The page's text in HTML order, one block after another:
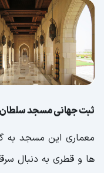
ثبت جهانی مسجد
معماری این مسجد به
ها و قطری به دنبال